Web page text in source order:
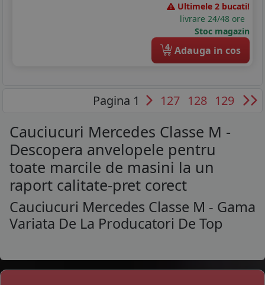
Ultimele 2 bucati!
livrare 24/48 ore
Stoc magazin
4 Adauga in cos
Pagina 1 127 128 129
Cauciucuri Mercedes Classe M -
Descopera anvelopele pentru
toate marcile de masini la un
raport calitate-pret corect
Cauciucuri Mercedes Classe M - Gama
Variata De La Producatori De Top